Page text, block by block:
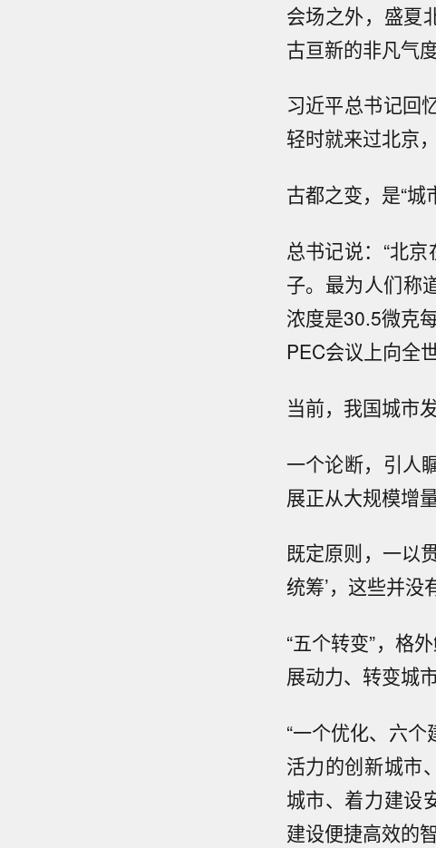
会场之外，盛夏
古亘新的非凡气度
习近平总书记回
轻时就来过北京
古都之变，是“城
总书记说：“北
子。最为人们称
浓度是30.5微克
PEC会议上向全
当前，我国城市
一个论断，引人
展正从大规模增
既定原则，一以
统筹’，这些并没
“五个转变”，格
展动力、转变城
“一个优化、六
活力的创新城市
城市、着力建设
建设便捷高效的